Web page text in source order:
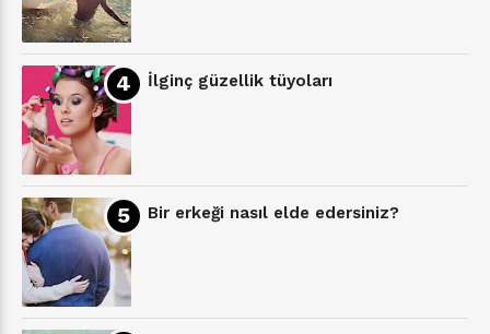
İlginç güzellik tüyoları
Bir erkeği nasıl elde edersiniz?